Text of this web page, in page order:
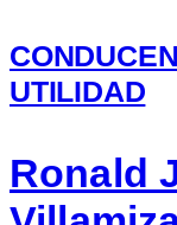
UTILIDAD
Ronald